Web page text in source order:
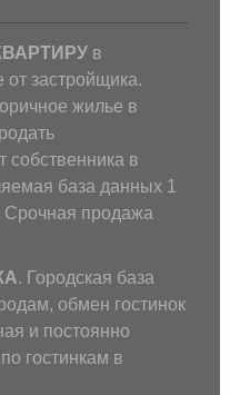
в
от застройщика.
жилье в
собственника в
база данных 1
Срочная продажа
. Городская база
обмен гостинок
и постоянно
гостинкам в